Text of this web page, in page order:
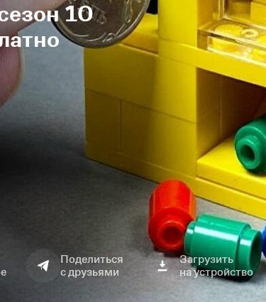
10
Поделиться
с друзьями
Загрузить
на устройство